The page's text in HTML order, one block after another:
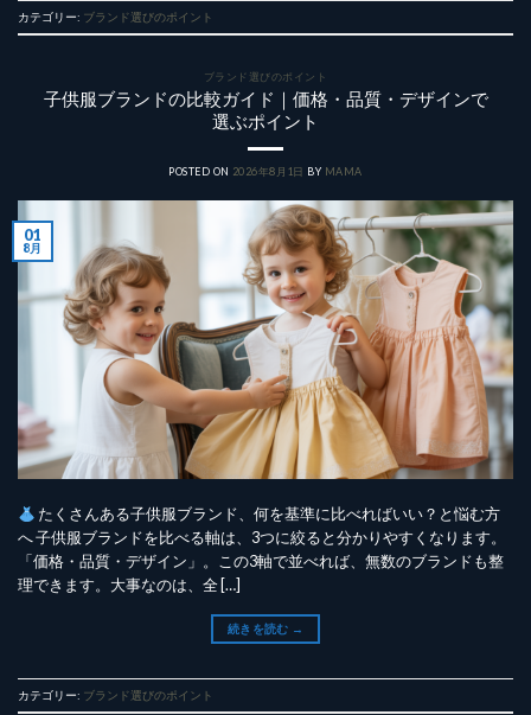
カテゴリー: ブランド選びのポイント
ブランド選びのポイント
子供服ブランドの比較ガイド｜価格・品質・デザインで
選ぶポイント
POSTED ON 2026年8月1日 BY MAMA
01
8月
たくさんある子供服ブランド、何を基準に比べればいい？と悩む方
へ 子供服ブランドを比べる軸は、3つに絞ると分かりやすくなります。
「価格・品質・デザイン」。この3軸で並べれば、無数のブランドも整
理できます。大事なのは、全 […]
続きを読む →
カテゴリー: ブランド選びのポイント